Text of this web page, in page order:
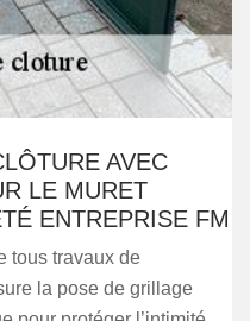
AVEC
LE MURET
ENTREPRISE FM
tous travaux de
la pose de grillage